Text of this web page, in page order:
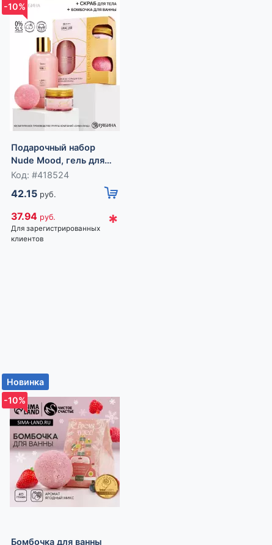
-10%
Подарочный набор
Nude Mood, гель для
душа, скраб для тела,
URAL LAB
Код: #418524
42.15 руб.
37.94 руб.
Для зарегистрированных
клиентов
*
Новинка
-10%
Бомбочка для ванны